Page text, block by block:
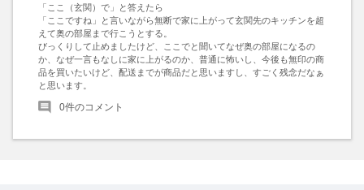
「ここ（玄関）で」と答えたら
「ここですね」と言いながら無断で家に上がって玄関先のキッチンを超
えて奥の部屋まで行こうとする。
びっくりして止めましたけど、ここでと聞いてなぜ奥の部屋になるの
か、なぜ一言もなしに家に上がるのか、普通に怖いし、今後も無印の商
品を買いたいけど、配送までが商品だと思いますし、すごく残念だなぁ
と思います。
0件のコメント